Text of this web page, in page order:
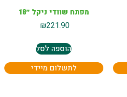
מפתח שוודי ניקל ״18
₪221.90
הוספה לסל
לתשלום מיידי